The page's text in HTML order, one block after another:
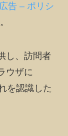
広告 – ポリシ
し、訪問者
ウザに
を認識した